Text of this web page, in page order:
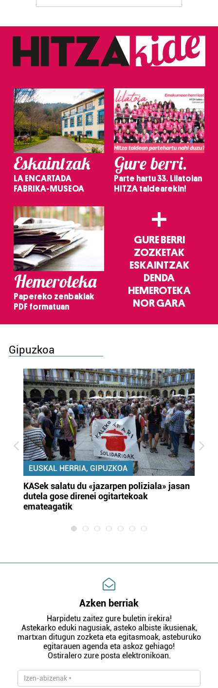
Eskaintzak
LA ENCARTADA
FABRIKA-MUSEOA
Gure berri.
Parte hartu 33. Lilatoian
HITZA taldearekin!
Hemeroteka
Papereko zenbakiak
PDF formatuan
+
GURE BERRI
ZOZKETAK
ESKAINTZAK
DENDA
HEMEROTEKA
NOR GARA
Gipuzkoa
EUSKAL HERRIA, GIPUZKOA
KASek salatu du «jazarpen poliziala» jasan
dutela gose direnei ogitartekoak
emateagatik
Azken berriak
Harpidetu zaitez gure buletin irekira!
Astekarko eduki nagusiak, asteko albiste ikusienak,
martxan ditugun zozketa eta egitasmoak, asteburuko
egitarauen agenda eta askoz gehiago!
Ostiralero zure posta elektronikoan.